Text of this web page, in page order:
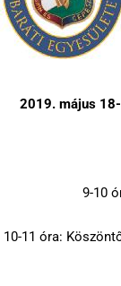
2019. május
9-10
10-11 óra: